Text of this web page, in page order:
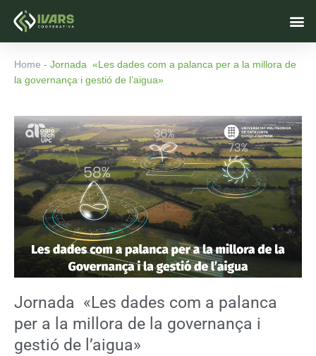
Home - Jornada «Les dades com a palanca per a la millora de
la governança i gestió de l’aigua»
Jornada «Les dades com a palanca
per a la millora de la governança i
gestió de l’aigua»